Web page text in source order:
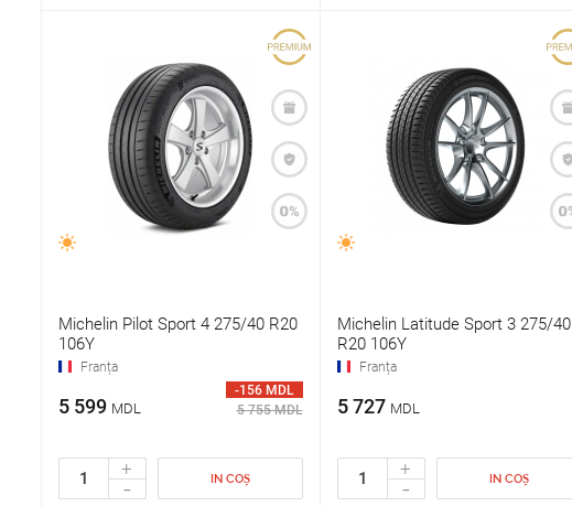
Michelin Pilot Sport 4 275/40 R20
106Y
Franța
5 599 MDL
-156 MDL
5 755 MDL
+
- IN COȘ
Michelin Latitude Sport 3 275/40
R20 106Y
Franța
5 727 MDL
+
- IN COȘ